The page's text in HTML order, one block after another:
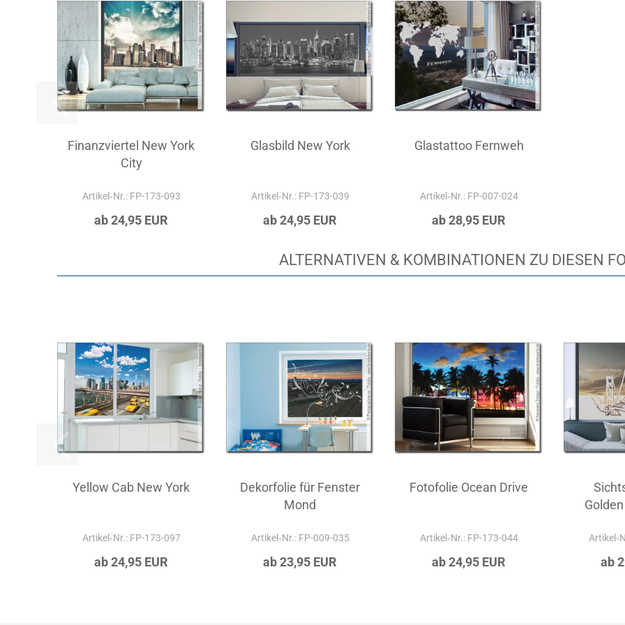
Finanzviertel New York
City
Artikel‑Nr.: FP-173-093
ab 24,95 EUR
Glasbild New York
Artikel‑Nr.: FP-173-039
ab 24,95 EUR
Glastattoo Fernweh
Artikel‑Nr.: FP-007-024
ab 28,95 EUR
ALTERNATIVEN & KOMBINATIONEN ZU DIESEN
Yellow Cab New York
Artikel‑Nr.: FP-173-097
ab 24,95 EUR
Dekorfolie für Fenster
Mond
Artikel‑Nr.: FP-009-035
ab 23,95 EUR
Fotofolie Ocean Drive
Artikel‑Nr.: FP-173-044
ab 24,95 EUR ab